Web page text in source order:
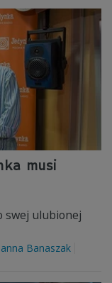
musi
swej ulubionej
Banaszak